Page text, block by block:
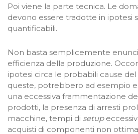
Poi viene la parte tecnica. Le
devono essere tradotte in ipotesi
quantificabili.
Non basta semplicemente
efficienza della produzione.
ipotesi circa le probabili cause
queste, potrebbero ad esempio
una eccessiva frammentazione
prodotti, la presenza di arresti
macchine, tempi di setup
acquisti di componenti non